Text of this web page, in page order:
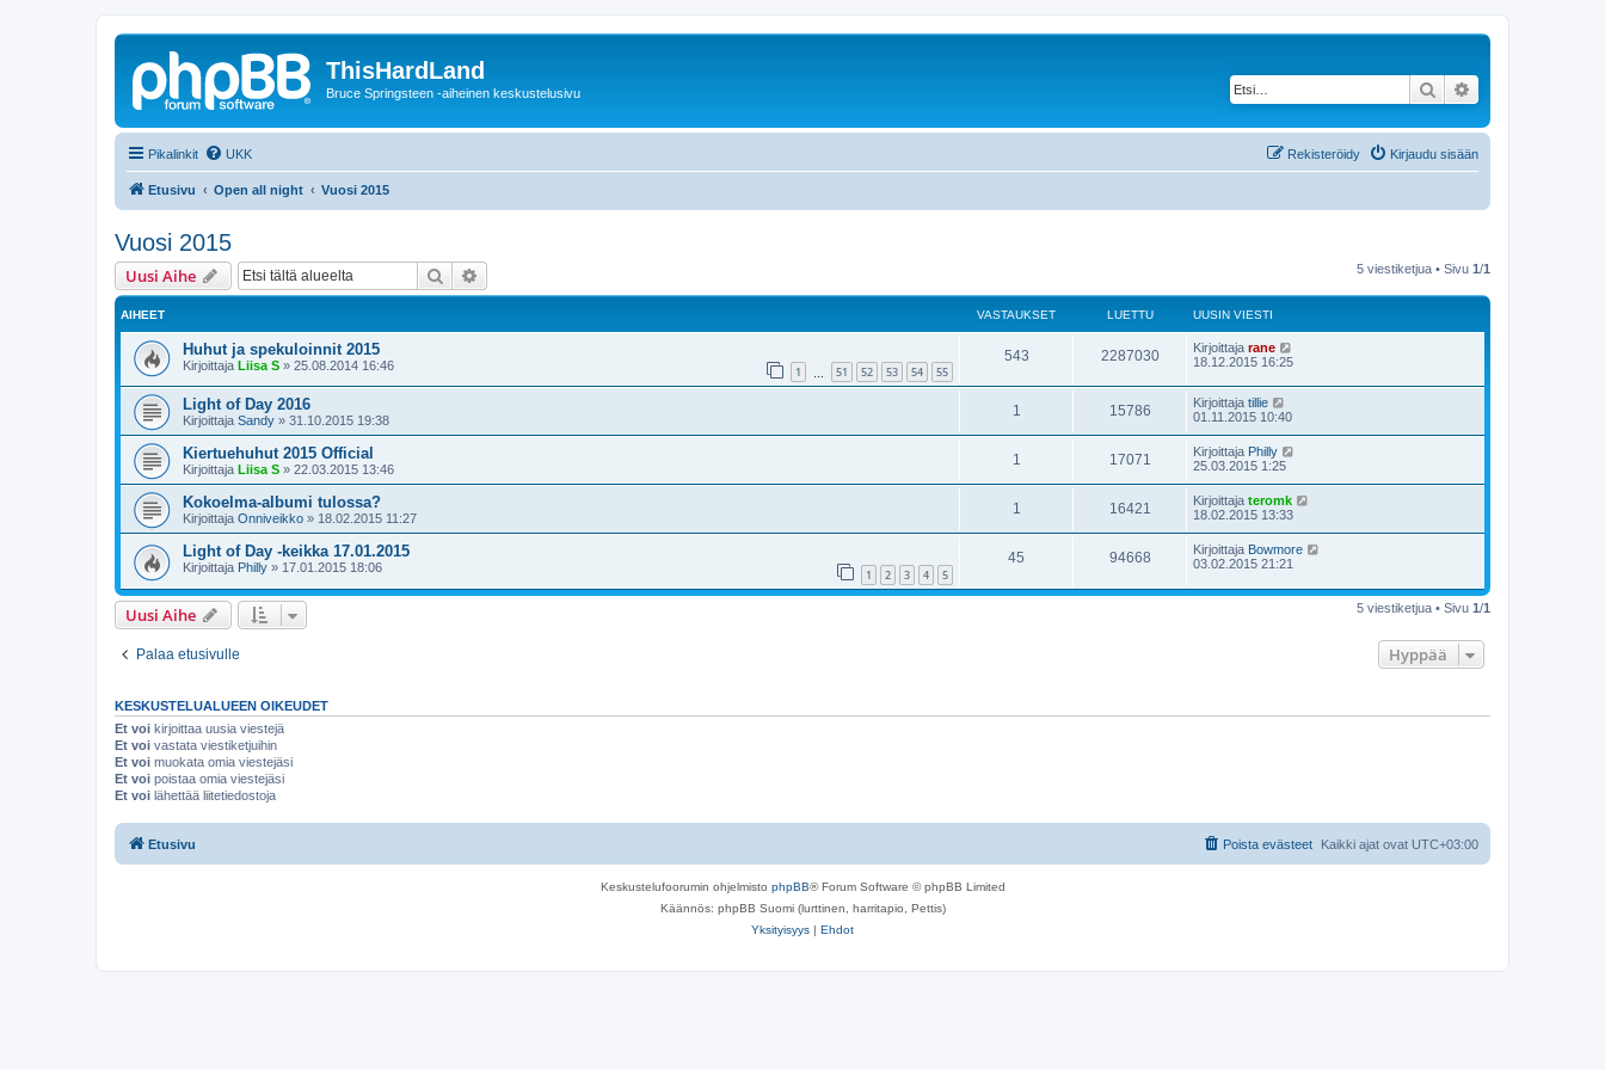
ThisHardLand
Bruce Springsteen -aiheinen keskustelusivu Etsi
Pikalinkit UKK Kirjaudu sisään
Rekisteröidy
Etusivu Open all night Vuosi 2015
Vuosi 2015
Uusi Aihe Etsi 5 viestiketjua • Sivu 1/1
AIHEET VASTAUKSET LUETTU UUSIN VIESTI
Huhut ja spekuloinnit 2015
Kirjoittaja Liisa S » 25.08.2014 16:46 1 51 52 53 54 55
543 2287030 Kirjoittaja rane
18.12.2015 16:25
Light of Day 2016
Kirjoittaja Sandy » 31.10.2015 19:38
1 15786 Kirjoittaja tillie
01.11.2015 10:40
Kiertuehuhut 2015 Official
Kirjoittaja Liisa S » 22.03.2015 13:46
1 17071 Kirjoittaja Philly
25.03.2015 1:25
Kokoelma-albumi tulossa?
Kirjoittaja Onniveikko » 18.02.2015 11:27
1 16421 Kirjoittaja teromk
18.02.2015 13:33
Light of Day -keikka 17.01.2015
Kirjoittaja Philly » 17.01.2015 18:06 1 2 3 4 5
45 94668 Kirjoittaja Bowmore
03.02.2015 21:21
Uusi Aihe 5 viestiketjua • Sivu 1/1
Palaa etusivulle Hyppää
KESKUSTELUALUEEN OIKEUDET
Et voi kirjoittaa uusia viestejä
Et voi vastata viestiketjuihin
Et voi muokata omia viestejäsi
Et voi poistaa omia viestejäsi
Et voi lähettää liitetiedostoja
Etusivu Kaikki ajat ovat UTC+03:00
Poista evästeet
Keskustelufoorumin ohjelmisto phpBB® Forum Software © phpBB Limited
Käännös: phpBB Suomi (lurttinen, harritapio, Pettis)
Yksityisyys | Ehdot